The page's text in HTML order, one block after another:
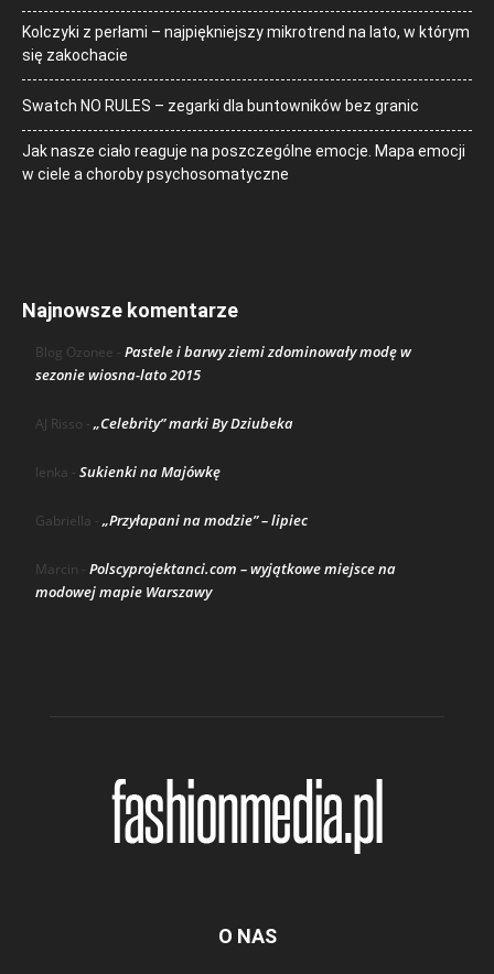
Kolczyki z perłami – najpiękniejszy mikrotrend na lato, w którym
się zakochacie
Swatch NO RULES – zegarki dla buntowników bez granic
Jak nasze ciało reaguje na poszczególne emocje. Mapa emocji
w ciele a choroby psychosomatyczne
Najnowsze komentarze
Blog Ozonee - Pastele i barwy ziemi zdominowały modę w
sezonie wiosna-lato 2015
AJ Risso - „Celebrity” marki By Dziubeka
lenka - Sukienki na Majówkę
Gabriella - „Przyłapani na modzie” – lipiec
Marcin - Polscyprojektanci.com – wyjątkowe miejsce na
modowej mapie Warszawy
O NAS